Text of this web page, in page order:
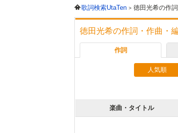
歌詞検索UtaTen 徳田光希の作
徳田光希の作詞・作曲・
作詞
人気順
楽曲・タイトル